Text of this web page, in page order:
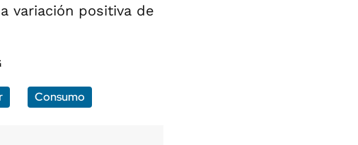
variación positiva de
Consumo